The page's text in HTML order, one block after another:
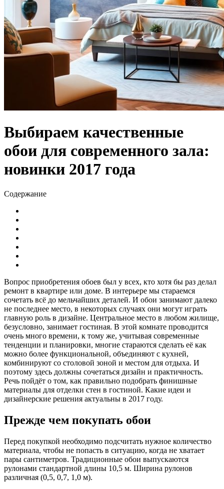
Выбираем качественные
обои для современного зала:
новинки 2017 года
Содержание
Вопрос приобретения обоев был у всех, кто хотя бы раз делал
ремонт в квартире или доме. В интерьере мы стараемся
сочетать всё до мельчайших деталей. И обои занимают далеко
не последнее место, в некоторых случаях они могут играть
главную роль в дизайне. Центральное место в любом жилище,
безусловно, занимает гостиная. В этой комнате проводится
очень много времени, к тому же, учитывая современные
тенденции и планировки, многие стараются сделать её как
можно более функциональной, объединяют с кухней,
комбинируют со столовой зоной и местом для отдыха. И
поэтому здесь должны сочетаться дизайн и практичность.
Речь пойдёт о том, как правильно подобрать финишные
материалы для отделки стен в гостиной. Какие идеи и
дизайнерские решения актуальны в 2017 году.
Прежде чем покупать обои
Перед покупкой необходимо подсчитать нужное количество
материала, чтобы не попасть в ситуацию, когда не хватает
пары сантиметров. Традиционные обои выпускаются
рулонами стандартной длины 10,5 м. Ширина рулонов
различная (0,5, 0,7, 1,0 м).